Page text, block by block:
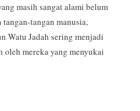
masih sangat alami belum
tangan manusia,
Watu Jadah sering menjadi
oleh mereka yang menyukai